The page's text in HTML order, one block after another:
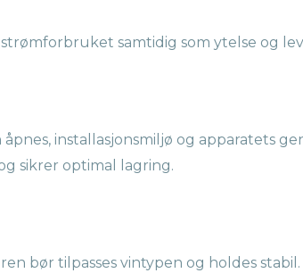
samtidig som ytelse og
installasjonsmiljø og apparatets
sikrer optimal lagring.
bør tilpasses vintypen og holdes